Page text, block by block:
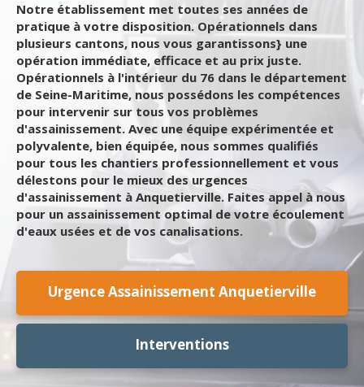
Notre établissement met toutes ses années de
pratique à votre disposition. Opérationnels dans
plusieurs cantons, nous vous garantissons} une
opération immédiate, efficace et au prix juste.
Opérationnels à l'intérieur du 76 dans le département
de Seine-Maritime, nous possédons les compétences
pour intervenir sur tous vos problèmes
d'assainissement. Avec une équipe expérimentée et
polyvalente, bien équipée, nous sommes qualifiés
pour tous les chantiers professionnellement et vous
délestons pour le mieux des urgences
d'assainissement à Anquetierville. Faites appel à nous
pour un assainissement optimal de votre écoulement
d'eaux usées et de vos canalisations.
Urgence Assainissement Anquetierville
Interventions